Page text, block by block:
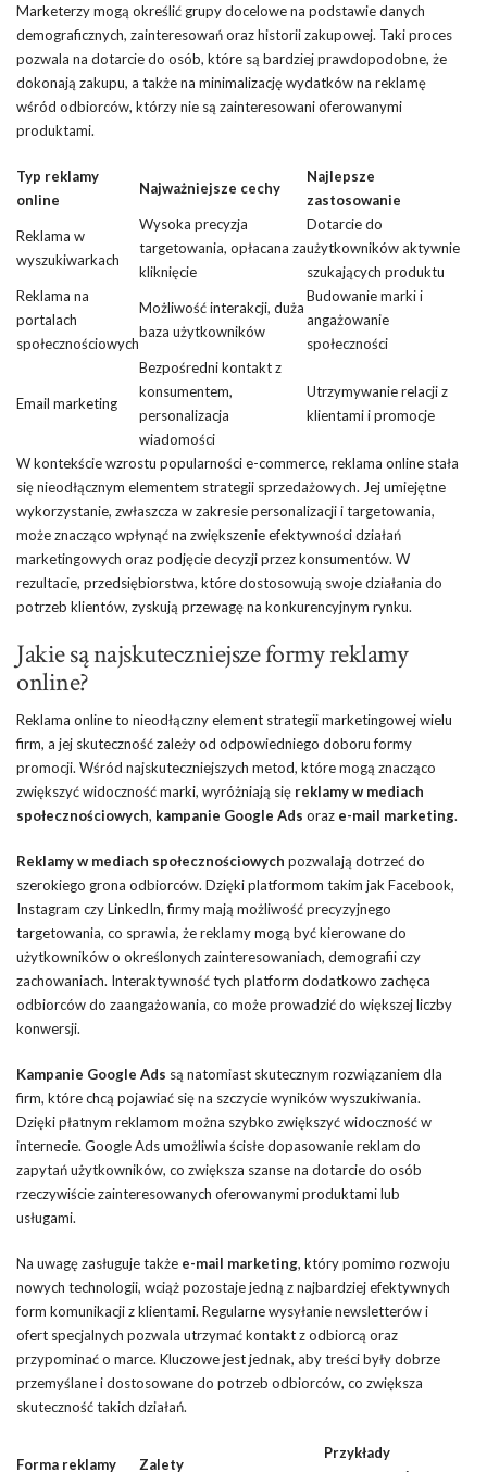
Marketerzy mogą określić grupy docelowe na podstawie danych
demograficznych, zainteresowań oraz historii zakupowej. Taki proces
pozwala na dotarcie do osób, które są bardziej prawdopodobne, że
dokonają zakupu, a także na minimalizację wydatków na reklamę
wśród odbiorców, którzy nie są zainteresowani oferowanymi
produktami.
Typ reklamy
online
Najważniejsze cechy
Najlepsze
zastosowanie
Reklama w
wyszukiwarkach
Wysoka precyzja
targetowania, opłacana za
kliknięcie
Dotarcie do
użytkowników aktywnie
szukających produktu
Reklama na
portalach
społecznościowych
Możliwość interakcji, duża
baza użytkowników
Budowanie marki i
angażowanie
społeczności
Email marketing
Bezpośredni kontakt z
konsumentem,
personalizacja
wiadomości
Utrzymywanie relacji z
klientami i promocje
W kontekście wzrostu popularności e-commerce, reklama online stała
się nieodłącznym elementem strategii sprzedażowych. Jej umiejętne
wykorzystanie, zwłaszcza w zakresie personalizacji i targetowania,
może znacząco wpłynąć na zwiększenie efektywności działań
marketingowych oraz podjęcie decyzji przez konsumentów. W
rezultacie, przedsiębiorstwa, które dostosowują swoje działania do
potrzeb klientów, zyskują przewagę na konkurencyjnym rynku.
Jakie są najskuteczniejsze formy reklamy
online?
Reklama online to nieodłączny element strategii marketingowej wielu
firm, a jej skuteczność zależy od odpowiedniego doboru formy
promocji. Wśród najskuteczniejszych metod, które mogą znacząco
zwiększyć widoczność marki, wyróżniają się reklamy w mediach
społecznościowych, kampanie Google Ads oraz e-mail marketing.
Reklamy w mediach społecznościowych pozwalają dotrzeć do
szerokiego grona odbiorców. Dzięki platformom takim jak Facebook,
Instagram czy LinkedIn, firmy mają możliwość precyzyjnego
targetowania, co sprawia, że reklamy mogą być kierowane do
użytkowników o określonych zainteresowaniach, demografii czy
zachowaniach. Interaktywność tych platform dodatkowo zachęca
odbiorców do zaangażowania, co może prowadzić do większej liczby
konwersji.
Kampanie Google Ads są natomiast skutecznym rozwiązaniem dla
firm, które chcą pojawiać się na szczycie wyników wyszukiwania.
Dzięki płatnym reklamom można szybko zwiększyć widoczność w
internecie. Google Ads umożliwia ścisłe dopasowanie reklam do
zapytań użytkowników, co zwiększa szanse na dotarcie do osób
rzeczywiście zainteresowanych oferowanymi produktami lub
usługami.
Na uwagę zasługuje także e-mail marketing, który pomimo rozwoju
nowych technologii, wciąż pozostaje jedną z najbardziej efektywnych
form komunikacji z klientami. Regularne wysyłanie newsletterów i
ofert specjalnych pozwala utrzymać kontakt z odbiorcą oraz
przypominać o marce. Kluczowe jest jednak, aby treści były dobrze
przemyślane i dostosowane do potrzeb odbiorców, co zwiększa
skuteczność takich działań.
Forma reklamy Zalety
Przykłady